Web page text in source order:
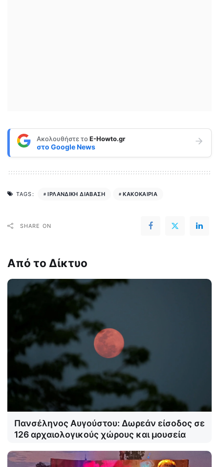
Ακολουθήστε τοE-Howto.gr
στο Google News
TAGS: ΙΡΛΑΝΔΙΚΗ ΔΙΑΒΑΣΗ ΚΑΚΟΚΑΙΡΙΑ
SHARE ON
Από το Δίκτυο
Πανσέληνος Αυγούστου: Δωρεάν είσοδος σε
126 αρχαιολογικούς χώρους και μουσεία